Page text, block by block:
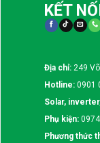
KẾT
Địa chỉ: 249
Hotline: 0901
Solar,
Phụ kiện:
Phương thức